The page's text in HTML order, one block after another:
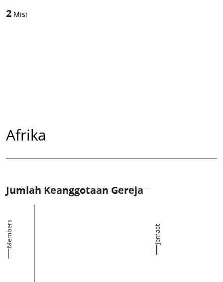
2 Misi
Afrika
Jumlah Keanggotaan Gereja
Members Jemaat